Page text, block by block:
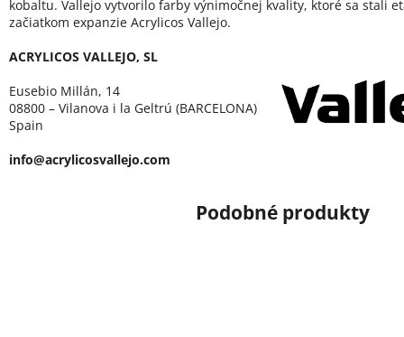
kobaltu. Vallejo vytvorilo farby výnimočnej kvality, ktoré sa stali
začiatkom expanzie Acrylicos Vallejo.
ACRYLICOS VALLEJO, SL
Eusebio Millán, 14
08800 – Vilanova i la Geltrú (BARCELONA)
Spain
info@acrylicosvallejo.com